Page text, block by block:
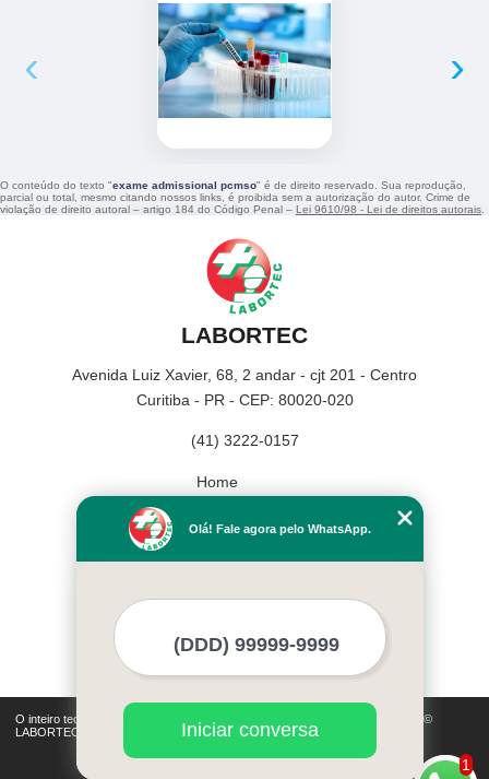
‹ ›
O conteúdo do texto "exame admissional pcmso" é de direito reservado. Sua reprodução,
parcial ou total, mesmo citando nossos links, é proibida sem a autorização do autor. Crime de
violação de direito autoral – artigo 184 do Código Penal – Lei 9610/98 - Lei de direitos autorais
LABORTEC
Avenida Luiz Xavier, 68, 2 andar - cjt 201 - Centro
Curitiba - PR - CEP: 80020-020
(41) 3222-0157
Home
Missão
Serviços
Mais Serviços
O inteiro teor deste site está sujeito à proteção de direitos autorais. Copyright©
LABORTEC (Lei 9610 de 19/02/1998)
1
Olá! Fale agora pelo WhatsApp.
Iniciar conversa